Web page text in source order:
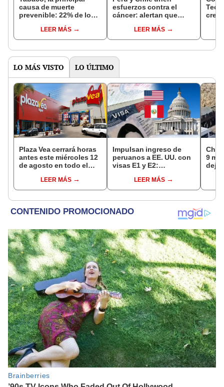
causa de muerte
prevenible: 22% de los
están relacionados con
su consumo
LEER MÁS
esfuerzos contra el
cáncer: alertan que
día por cáncer de cuello
uterino en el país
LEER MÁS
LO MÁS VISTO LO ÚLTIMO
Plaza Vea cerrará horas
antes este miércoles 12
de agosto en todo el
hasta las 7 p.m.
LEER MÁS
Impulsan ingreso de
peruanos a EE. UU. con
visas E1 y E2:
pymes serían los más
beneficiados
LEER MÁS
9
deja